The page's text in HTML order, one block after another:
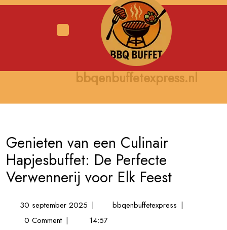
Skip
bbqenbuffetexpress.nl
Genieten van een Culinair
Hapjesbuffet: De Perfecte
Verwennerij voor Elk Feest
30 september 202530
september
| bbqenbuffetexpressGenieten
|
0 Comment | 14:57